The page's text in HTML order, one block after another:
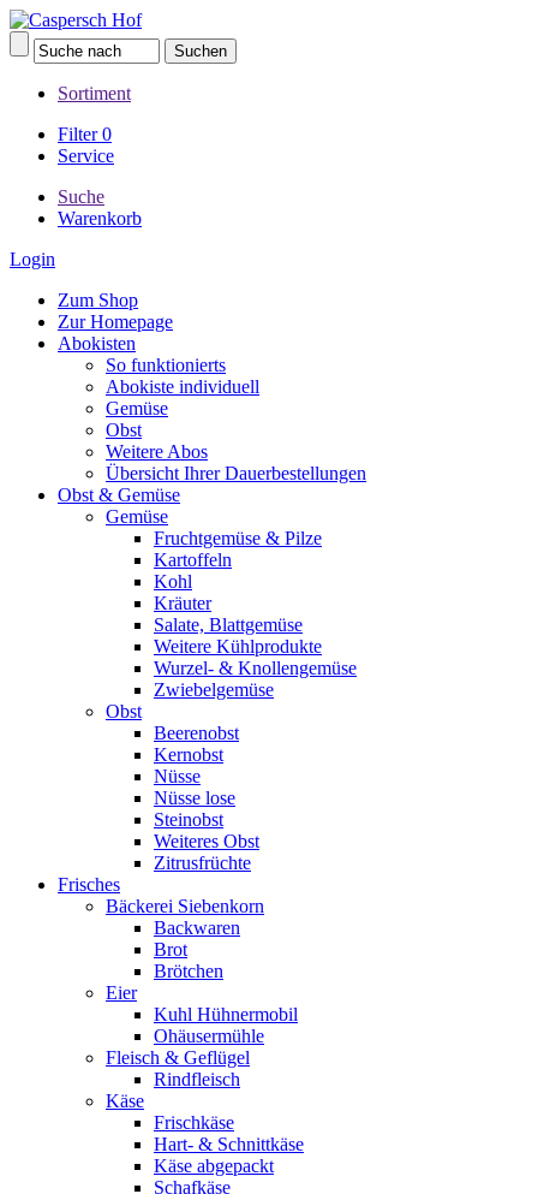
Sortiment
Filter0
Service
Suche
Warenkorb
Login
Zum Shop
Zur Homepage
Abokisten
So funktionierts
Abokiste individuell
Gemüse
Obst
Weitere Abos
Übersicht Ihrer Dauerbestellungen
Obst & Gemüse
Gemüse
Fruchtgemüse & Pilze
Kartoffeln
Kohl
Kräuter
Salate, Blattgemüse
Weitere Kühlprodukte
Wurzel- & Knollengemüse
Zwiebelgemüse
Obst
Beerenobst
Kernobst
Nüsse
Nüsse lose
Steinobst
Weiteres Obst
Zitrusfrüchte
Frisches
Bäckerei Siebenkorn
Backwaren
Brot
Brötchen
Eier
Kuhl Hühnermobil
Ohäusermühle
Fleisch & Geflügel
Rindfleisch
Käse
Frischkäse
Hart- & Schnittkäse
Käse abgepackt
Schafkäse